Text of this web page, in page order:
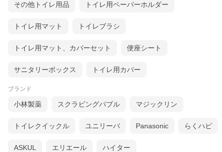
その他トイレ用品 トイレ用ペーパーホルダー
トイレ用マット トイレブラシ
トイレ用マット、カバーセット 便座シート
サニタリーボックス トイレ用カバー
ブランド
小林製薬 スクラビングバブル マジックリン
トイレクイックル ユニリーバ Panasonic らくハピ
ASKUL エリエール ハイター